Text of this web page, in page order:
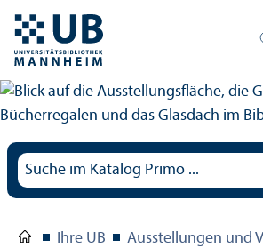
Ihre UB Ausstellungen und